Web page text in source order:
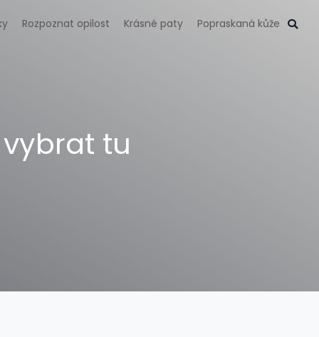
Rozpoznat opilost Krásné paty Popraskaná kůže
tu